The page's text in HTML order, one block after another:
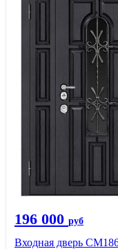
196 000 руб
Входная дверь